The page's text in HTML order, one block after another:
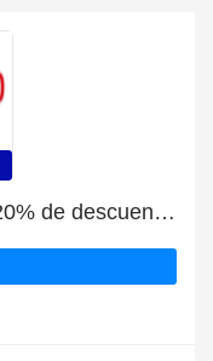
Promoción de verano | hasta 20% de descuento | 7% de descuento en Cocina fácil